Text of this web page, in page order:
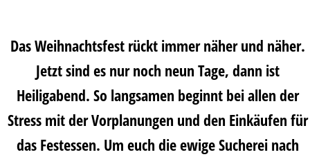
Das Weihnachtsfest rückt immer näher und näher.
Jetzt sind es nur noch neun Tage, dann ist
Heiligabend. So langsamen beginnt bei allen der
Stress mit der Vorplanungen und den Einkäufen für
das Festessen. Um euch die ewige Sucherei nach